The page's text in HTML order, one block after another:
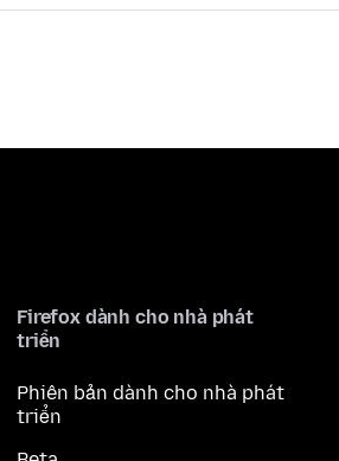
Firefox dành cho nhà phát
triển
Phiên bản dành cho nhà phát
triển